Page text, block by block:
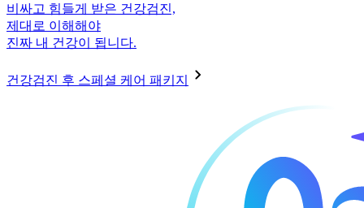
비싸고 힘들게 받은 건강검진,
제대로 이해해야
진짜 내 건강이 됩니다.
건강검진 후 스페셜 케어 패키지